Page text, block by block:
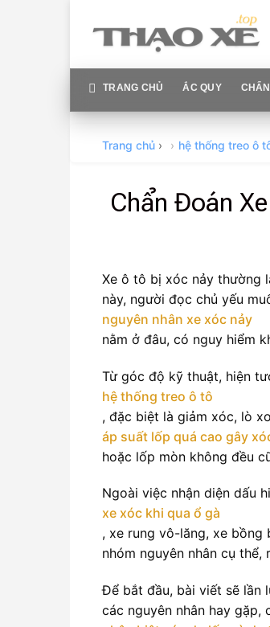
content
TRANG CHỦ ẮC QUY
Trang chủ › hệ thống treo ô
Chẩn Đoán
Xe ô tô bị xóc nảy thường
này, người đọc chủ yếu
nguyên nhân xe xóc nảy
nằm ở đâu, có nguy hiểm
Từ góc độ kỹ thuật, hiện
hệ thống treo ô tô
, đặc biệt là giảm xóc, lò
áp suất lốp quá cao gây
hoặc lốp mòn không đều
Ngoài việc nhận diện dấu
xe xóc khi qua ổ gà
, xe rung vô-lăng, xe bồng
nhóm nguyên nhân cụ
Để bắt đầu, bài viết sẽ lần
các nguyên nhân hay gặp,